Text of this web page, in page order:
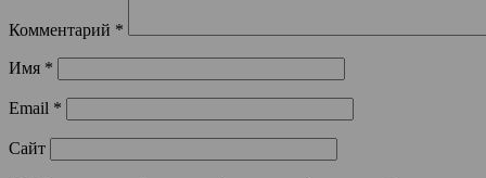
Комментарий *
Имя *
Email *
Сайт